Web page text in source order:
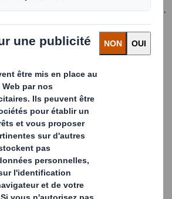
d’obtenir des matières premières.
est indispensable pour
et lebilan carbone de l’entreprise
DU RECYCLAGE EN
les déchets, de les
ressources utilisables. Au-
légale, le recyclage en
nombreux bénéfices.